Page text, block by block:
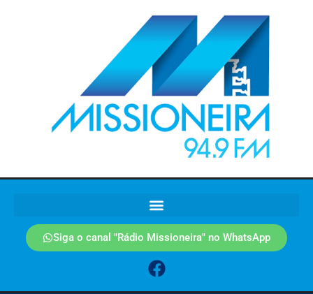
Siga o canal "Rádio Missioneira" no WhatsApp